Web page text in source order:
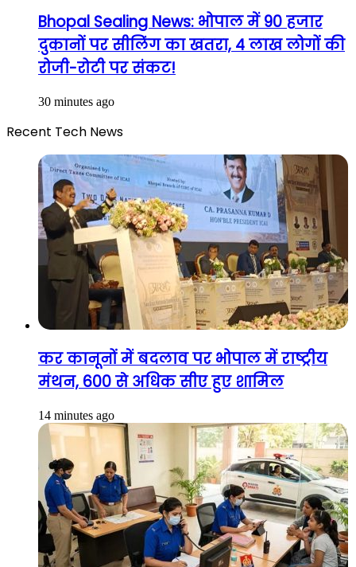
Bhopal Sealing News: भोपाल में 90 हजार
दुकानों पर सीलिंग का खतरा, 4 लाख लोगों की
रोजी-रोटी पर संकट!
30 minutes ago
Recent Tech News
कर कानूनों में बदलाव पर भोपाल में राष्ट्रीय
मंथन, 600 से अधिक सीए हुए शामिल
14 minutes ago